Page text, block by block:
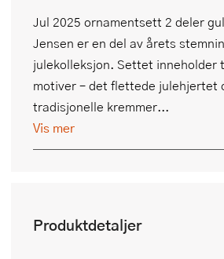
Jul 2025 ornamentsett 2 deler
Jensen er en del av årets
julekolleksjon. Settet inneholder
motiver – det flettede julehjertet
tradisjonelle kremmer...
Vis mer
Produktdetaljer